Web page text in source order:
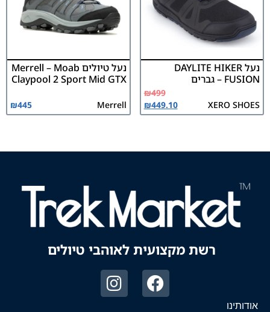
נעל DAYLITE HIKER
FUSION – גברים
XERO SHOES
₪499
₪449.10
נעל טיולים Merrell – Moab
Claypool 2 Sport Mid GTX
Merrell
₪445
רשת מקצועית לאוהבי טיולים
אודותינו